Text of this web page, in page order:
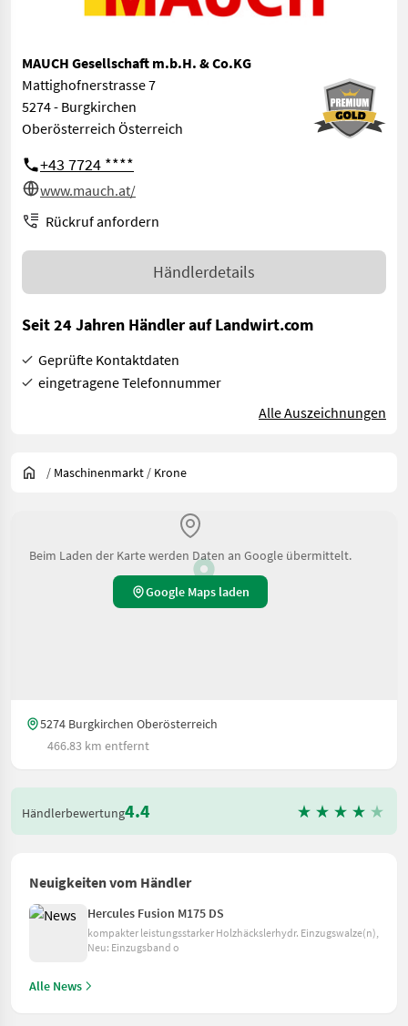
MAUCH Gesellschaft m.b.H. & Co.KG
Mattighofnerstrasse 7
5274 - Burgkirchen
Oberösterreich Österreich
+43 7724 ****
www.mauch.at/
Rückruf anfordern
Händlerdetails
Seit 24 Jahren Händler auf Landwirt.com
Geprüfte Kontaktdaten
eingetragene Telefonnummer
Alle Auszeichnungen
/ Maschinenmarkt / Krone
Beim Laden der Karte werden Daten an Google übermittelt.
Google Maps laden
5274 Burgkirchen Oberösterreich
466.83 km entfernt
Händlerbewertung4.4
Neuigkeiten vom Händler
Hercules Fusion M175 DS
kompakter leistungsstarker Holzhäckslerhydr. Einzugswalze(n),
Neu: Einzugsband o
Alle News